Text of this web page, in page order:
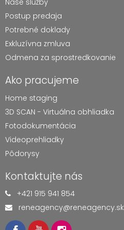
Naše služby
Postup predaja
Potrebné doklady
Exkluzívna zmluva
Odmena za sprostredkovanie
Ako pracujeme
Home staging
3D SCAN - Virtuálna obhliadka
Fotodokumentácia
Videoprehliadky
Pôdorysy
Kontaktujte nás
+421 915 941 854
reneagency@reneagency.sk